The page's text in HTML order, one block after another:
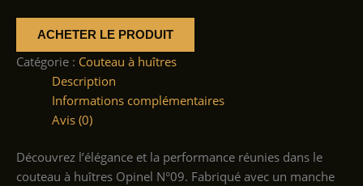
ACHETER LE PRODUIT
Catégorie : Couteau à huîtres
Description
Informations complémentaires
Avis (0)
Découvrez l’élégance et la performance réunies dans le
couteau à huîtres Opinel N°09. Fabriqué avec un manche